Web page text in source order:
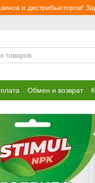
и дистрибьюторов!
Обмен и возврат